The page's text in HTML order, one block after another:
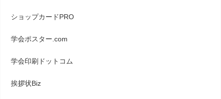
ショップカードPRO
学会ポスター.com
学会印刷ドットコム
挨拶状Biz